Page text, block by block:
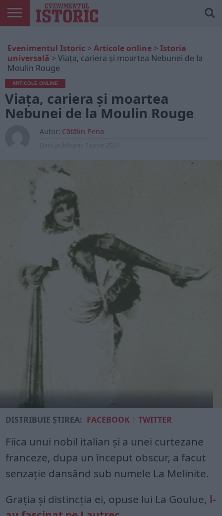
ONLINE
EDIȚII
TIPĂRITE
ISTORIC
PLAY
CONTUL
MEU
Evenimentul Istoric > Articole online > Istoria
universală > Viața, cariera și moartea Nebunei de la
Moulin Rouge
ARTICOLE ONLINE
Viața, cariera și moartea
Nebunei de la Moulin Rouge
Autor: Cătălin Pena
DISTRIBUIE ȘTIREA: FACEBOOK |TWITTER
Fiica unui nobil italian și a unei curtezane
franceze, dupa un început obscur, a facut
senzație dansând sub numele La Melinite.
Grația și distincția ei, opuse lui La Goulue, l-